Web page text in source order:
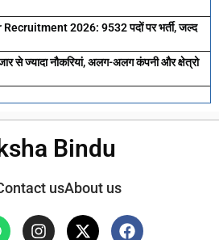
2026: 9532 पदों पर भर्ती, जल्द
से ज्यादा नौकरियां, अलग-अलग कंपनी और क्षेत्रो
Bindu
usAbout us